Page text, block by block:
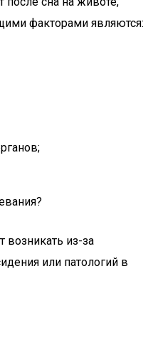
факторами являются:
возникать из-за
или патологий в